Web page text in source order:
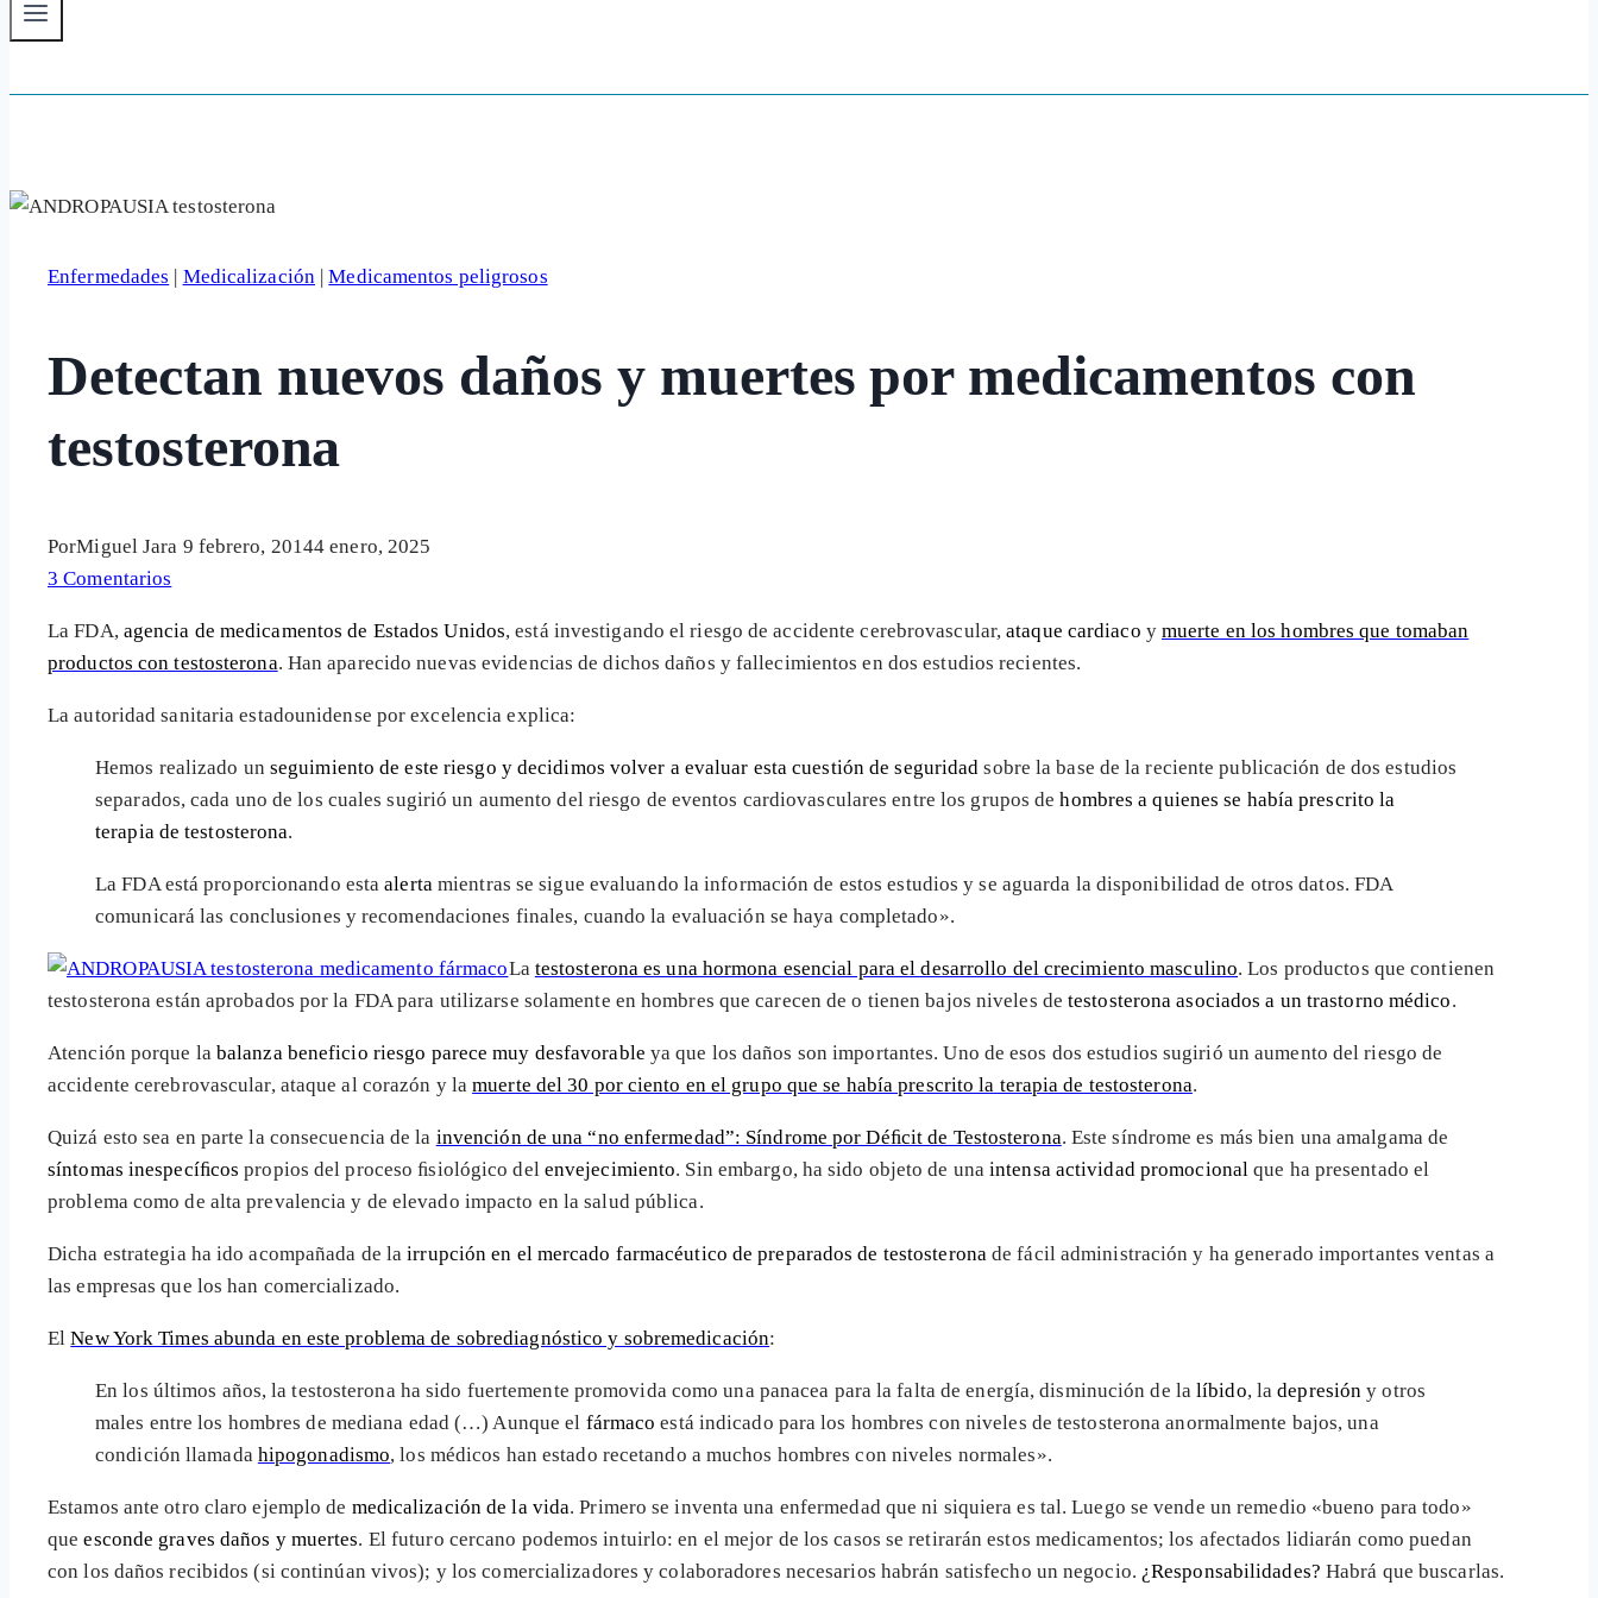
Enfermedades | Medicalización|Medicamentos peligrosos
Detectan nuevos daños y muertes por medicamentos con
testosterona
PorMiguel Jara 9 febrero, 20144 enero, 2025
3 Comentarios
La FDA, agencia de medicamentos de Estados Unidos, está investigando el riesgo de accidente cerebrovascular,ataque cardiaco y muerte en los hombres que tomaban
productos con testosterona. Han aparecido nuevas evidencias de dichos daños y fallecimientos en dos estudios recientes.
La autoridad sanitaria estadounidense por excelencia explica:
Hemos realizado un seguimiento de este riesgo y decidimos volver a evaluar esta cuestión de seguridad sobre la base de la reciente publicación de dos estudios
separados, cada uno de los cuales sugirió un aumento del riesgo de eventos cardiovasculares entre los grupos dehombres a quienes se había prescrito la
terapia de testosterona.
La FDA está proporcionando estaalerta mientras se sigue evaluando la información de estos estudios y se aguarda la disponibilidad de otros datos. FDA
comunicará las conclusiones y recomendaciones finales, cuando la evaluación se haya completado».
La testosterona es una hormona esencial para el desarrollo del crecimiento masculino. Los productos que contienen
testosterona están aprobados por la FDA para utilizarse solamente en hombres que carecen de o tienen bajos niveles detestosterona asociados a un trastorno médico.
Atención porque la balanza beneficio riesgo parece muy desfavorable ya que los daños son importantes. Uno de esos dos estudios sugirió un aumento del riesgo de
accidente cerebrovascular, ataque al corazón y lamuerte del 30 por ciento en el grupo que se había prescrito la terapia de testosterona.
Quizá esto sea en parte la consecuencia de la invención de una “no enfermedad”: Síndrome por Déﬁcit de Testosterona. Este síndrome es más bien una amalgama de
síntomas inespecíﬁcos propios del proceso ﬁsiológico del envejecimiento. Sin embargo, ha sido objeto de unaintensa actividad promocional que ha presentado el
problema como de alta prevalencia y de elevado impacto en la salud pública.
Dicha estrategia ha ido acompañada de la irrupción en el mercado farmacéutico de preparados de testosterona de fácil administración y ha generado importantes ventas a
las empresas que los han comercializado.
ElNew York Times abunda en este problema de sobrediagnóstico y sobremedicación:
En los últimos años, la testosterona ha sido fuertemente promovida como una panacea para la falta de energía, disminución de lalíbido, ladepresión y otros
males entre los hombres de mediana edad (…) Aunque el fármaco está indicado para los hombres con niveles de testosterona anormalmente bajos, una
condición llamada hipogonadismo, los médicos han estado recetando a muchos hombres con niveles normales».
Estamos ante otro claro ejemplo de medicalización de la vida. Primero se inventa una enfermedad que ni siquiera es tal. Luego se vende un remedio «bueno para todo»
queesconde graves daños y muertes. El futuro cercano podemos intuirlo: en el mejor de los casos se retirarán estos medicamentos; los afectados lidiarán como puedan
con los daños recibidos (si continúan vivos); y los comercializadores y colaboradores necesarios habrán satisfecho un negocio. ¿Responsabilidades? Habrá que buscarlas.